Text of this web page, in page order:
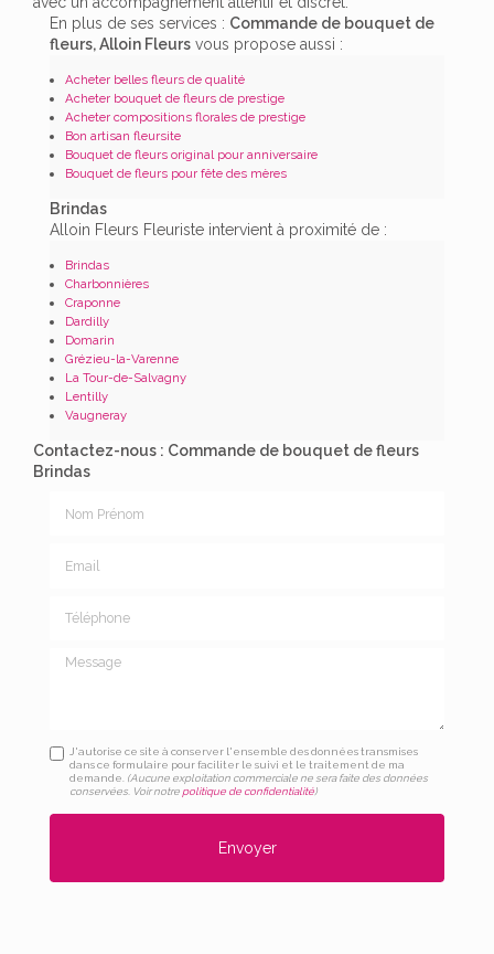
En plus de ses services : Commande de bouquet de
fleurs, Alloin Fleurs vous propose aussi :
Acheter belles fleurs de qualité
Acheter bouquet de fleurs de prestige
Acheter compositions florales de prestige
Bon artisan fleursite
Bouquet de fleurs original pour anniversaire
Bouquet de fleurs pour fête des mères
Brindas
Alloin Fleurs Fleuriste intervient à proximité de :
Brindas
Charbonnières
Craponne
Dardilly
Domarin
Grézieu-la-Varenne
La Tour-de-Salvagny
Lentilly
Vaugneray
Contactez-nous : Commande de bouquet de fleurs
Brindas
Message
J'autorise ce site à conserver l'ensemble des données transmises
dans ce formulaire pour faciliter le suivi et le traitement de ma
demande. (Aucune exploitation commerciale ne sera faite des données
conservées. Voir notre politique de confidentialité)